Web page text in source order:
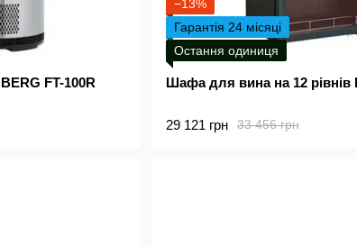
FT-100R
−13%
Гарантія 24 місяці
Остання одиниця
Шафа для вина на 12 рівнів
33 456 грн
29 121 грн